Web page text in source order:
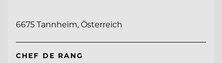
6675 Tannheim, Österreich
CHEF DE RANG